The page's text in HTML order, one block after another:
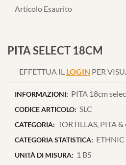
Articolo Esaurito
PITA SELECT 18CM
EFFETTUA IL LOGIN PER
INFORMAZIONI: PITA 18cm
CODICE ARTICOLO: SLC
CATEGORIA: TORTILLAS, PITA &
CATEGORIA STATISTICA:
UNITÀ DI MISURA: 1 BS